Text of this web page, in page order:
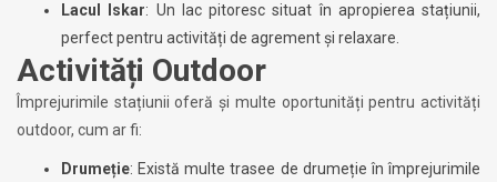
Lacul Iskar: Un lac pitoresc situat în apropierea stațiunii,
perfect pentru activități de agrement și relaxare.
Activități Outdoor
Împrejurimile stațiunii oferă și multe oportunități pentru activități
outdoor, cum ar fi:
Drumeție: Există multe trasee de drumeție în împrejurimile